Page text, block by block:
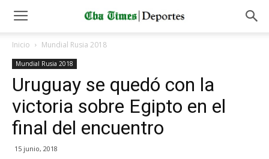
Inicio Mundial Rusia 2018
Mundial Rusia 2018
Uruguay se quedó con la
victoria sobre Egipto en el
final del encuentro
15 junio, 2018